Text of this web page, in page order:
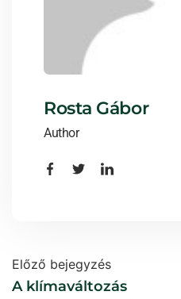
Rosta Gábor
Author
Előző bejegyzés
A klímaváltozás